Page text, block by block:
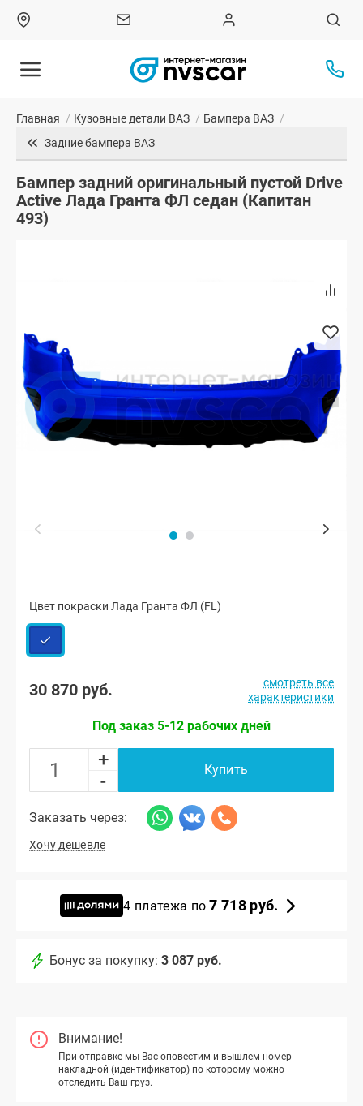
Главная / Кузовные детали ВАЗ / Бампера ВАЗ /
Задние бампера ВАЗ
Бампер задний оригинальный пустой Drive
Active Лада Гранта ФЛ седан (Капитан
493)
Цвет покраски Лада Гранта ФЛ (FL)
30 870 руб.
смотреть все
характеристики
Под заказ 5-12 рабочих дней
+
-
Купить
Заказать через:
Хочу дешевле
4 платежа по7 718 руб.
Бонус за покупку: 3 087 руб.
Внимание!
При отправке мы Вас оповестим и вышлем номер
накладной (идентификатор) по которому можно
отследить Ваш груз.